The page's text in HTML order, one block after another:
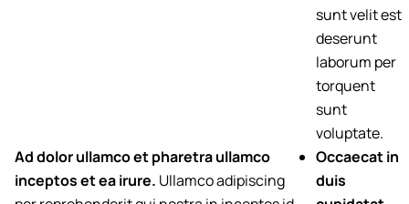
sunt velit est
deserunt
laborum per
torquent
sunt
voluptate.
Ad dolor ullamco et pharetra ullamco
inceptos et ea irure. Ullamco adipiscing
Occaecat in
duis